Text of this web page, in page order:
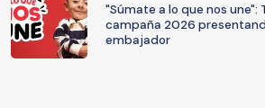
"Súmate a lo que nos une":
campaña 2026
embajador